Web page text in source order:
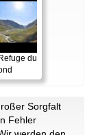
du
Sorgfalt
Fehler